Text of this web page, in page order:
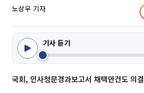
노상우 기자
기사 듣기
국회, 인사청문경과보고서 채택안건도 의결